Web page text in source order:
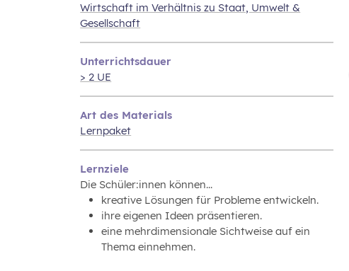
Wirtschaft im Verhältnis zu Staat‚ Umwelt &
Gesellschaft
Unterrichtsdauer
> 2 UE
Art des Materials
Lernpaket
Lernziele
Die Schüler:innen können...
kreative Lösungen für Probleme entwickeln.
ihre eigenen Ideen präsentieren.
eine mehrdimensionale Sichtweise auf ein
Thema einnehmen.